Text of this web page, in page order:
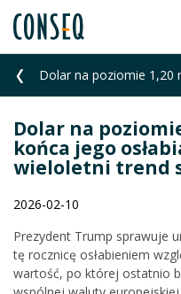
Dolar na
końca jego
wieloletni trend
2026-02-10
Prezydent Trump sprawuje
tę rocznicę osłabieniem
wartość, po której ostatnio